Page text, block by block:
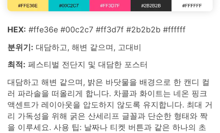
HEX: #ffe36e #00c2c7 #ff3d7f #2b2b2b #ffffff
분위기: 대담하고, 해변 같으며, 고대비
최적: 페스티벌 전단지 및 대담한 포스터
대담하고 해변 같으며, 밝은 바닷물을 배경으로 한 캔디 컬
러 파라솔을 떠올리게 합니다. 차콜과 화이트는 네온 핑크
액센트가 레이아웃을 압도하지 않도록 유지합니다. 최대 거
리 가독성을 위해 굵은 산세리프 글꼴과 단순한 형태와 짝
을 이루세요. 사용 팁: 날짜나 티켓 버튼과 같은 하나의 초